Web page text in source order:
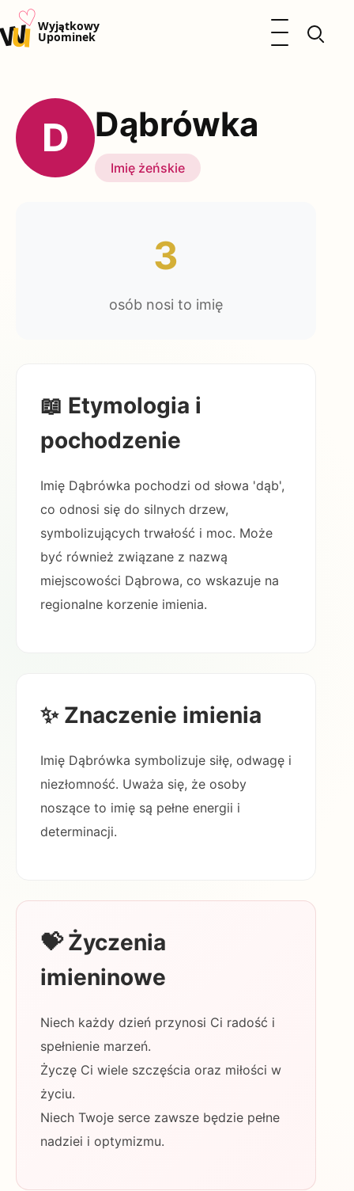
u♡Wyjątkowy
Upominek
Otwórz menu
Kalendarz Imienin
Kobieta
Okazje
Katalog prezentów
D Dąbrówka
Imię żeńskie
3
osób nosi to imię
📖 Etymologia i
pochodzenie
Imię Dąbrówka pochodzi od słowa 'dąb',
co odnosi się do silnych drzew,
symbolizujących trwałość i moc. Może
być również związane z nazwą
miejscowości Dąbrowa, co wskazuje na
regionalne korzenie imienia.
✨ Znaczenie imienia
Imię Dąbrówka symbolizuje siłę, odwagę i
niezłomność. Uważa się, że osoby
noszące to imię są pełne energii i
determinacji.
💝 Życzenia
imieninowe
Niech każdy dzień przynosi Ci radość i
spełnienie marzeń.
Życzę Ci wiele szczęścia oraz miłości w
życiu.
Niech Twoje serce zawsze będzie pełne
nadziei i optymizmu.